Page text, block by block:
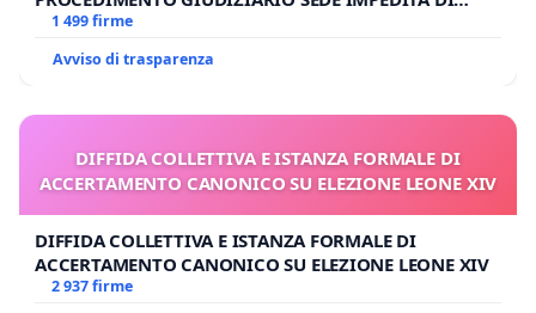
BENEDETTO XVI
1 499 firme
Avviso di trasparenza
DIFFIDA COLLETTIVA E ISTANZA FORMALE DI
ACCERTAMENTO CANONICO SU ELEZIONE LEONE XIV
DIFFIDA COLLETTIVA E ISTANZA FORMALE DI
ACCERTAMENTO CANONICO SU ELEZIONE LEONE XIV
2 937 firme